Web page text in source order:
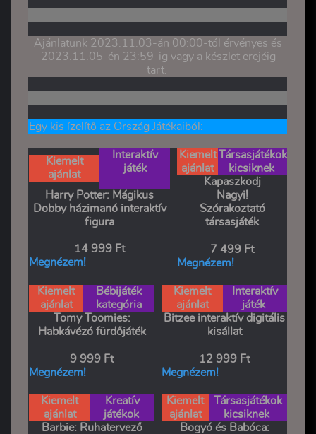
Ajánlatunk 2023.11.03-án 00:00-tól érvényes és
2023.11.05-én 23:59-ig vagy a készlet erejéig
tart.
Egy kis ízelítő az Ország Játékaiból:
Kiemelt
ajánlat
Interaktív
játék
Harry Potter: Mágikus
Dobby házimanó interaktív
figura
14 999 Ft
Megnézem!
Kiemelt
ajánlat
Társasjátékok
kicsiknek
Kapaszkodj
Nagyi!
Szórakoztató
társasjáték
7 499 Ft
Megnézem!
Kiemelt
ajánlat
Bébijáték
kategória
Tomy Toomies:
Habkávézó fürdőjáték
9 999 Ft
Megnézem!
Kiemelt
ajánlat
Interaktív
játék
Bitzee interaktív digitális
kisállat
12 999 Ft
Megnézem!
Kiemelt
ajánlat
Kreatív
játékok
Barbie: Ruhatervező
Kiemelt
ajánlat
Társasjátékok
kicsiknek
Bogyó és Babóca: